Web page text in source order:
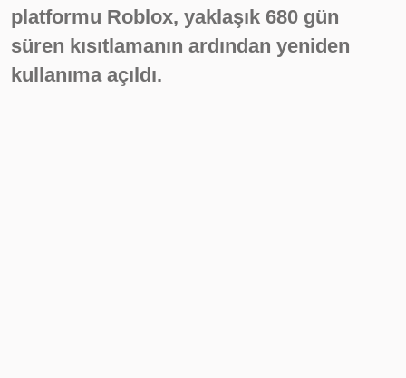
platformu Roblox, yaklaşık 680 gün
süren kısıtlamanın ardından yeniden
kullanıma açıldı.